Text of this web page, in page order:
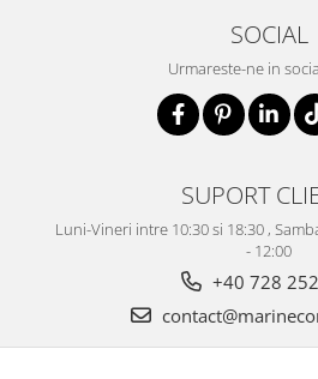
SOCIAL
Urmareste-ne in
SUPORT
Luni-Vineri intre 10:30 si 18:30 ,
- 12:00
+40 728